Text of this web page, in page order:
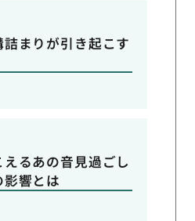
まりが引き起こす
えるあの音見過ごし
響とは